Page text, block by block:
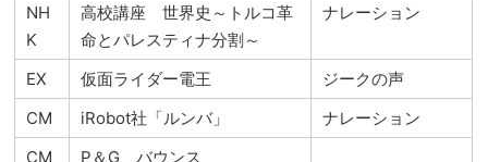
NH
K
高校講座 世界史～トルコ革
命とパレスティナ分割～
ナレーション
EX 仮面ライダー電王
ジークの声
CM
iRobot社「ルンバ」
ナレーション
CM
P＆G バウンス